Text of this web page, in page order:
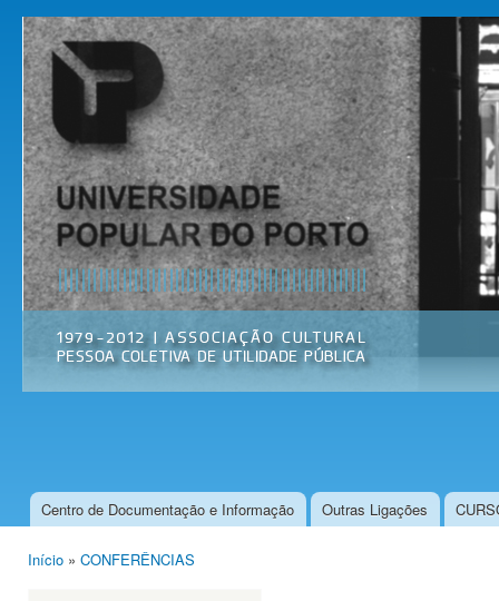
Universidade
Popular do
Porto
Associação
Cultural
Menu principal
Centro de Documentação e Informação Outras Ligações
Início » CONFERÊNCIAS